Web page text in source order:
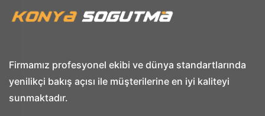
Firmamız profesyonel ekibi ve dünya standartlarında
yenilikçi bakış açısı ile müşterilerine en iyi kaliteyi
sunmaktadır.